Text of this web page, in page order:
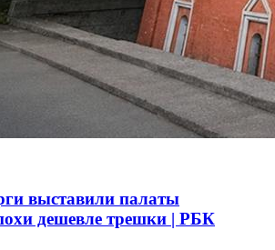
выставили палаты
дешевле трешки | РБК